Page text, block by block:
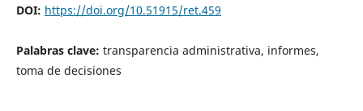
DOI: https://doi.org/10.51915/ret.459
Palabras clave: transparencia administrativa, informes,
toma de decisiones